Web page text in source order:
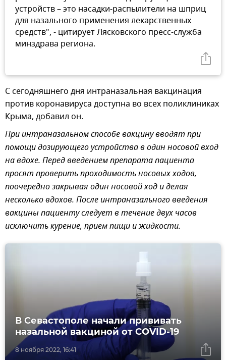
устройств – это насадки-распылители на шприц
для назального применения лекарственных
средств", - цитирует Лясковского пресс-служба
минздрава региона.
С сегодняшнего дня интраназальная вакцинация
против коронавируса доступна во всех поликлиниках
Крыма, добавил он.
При интраназальном способе вакцину вводят при
помощи дозирующего устройства в один носовой вход
на вдохе. Перед введением препарата пациента
просят проверить проходимость носовых ходов,
поочередно закрывая один носовой ход и делая
несколько вдохов. После интраназального введения
вакцины пациенту следует в течение двух часов
исключить курение, прием пищи и жидкости.
8 ноября 2022, 16:41
В Севастополе начали прививать
назальной вакциной от COVID-19